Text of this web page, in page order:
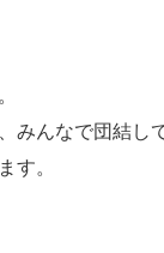
みんなで団結し
。